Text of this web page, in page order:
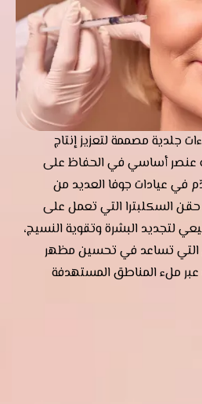
جلدية مصممة لتعزيز إنتاج
عنصر أساسي في الحفاظ على
في عيادات جوفا العديد من
السكلبترا التي تعمل على
لتجديد البشرة وتقوية النسيج،
التي تساعد في تحسين مظهر
عبر ملء المناطق المستهدفة